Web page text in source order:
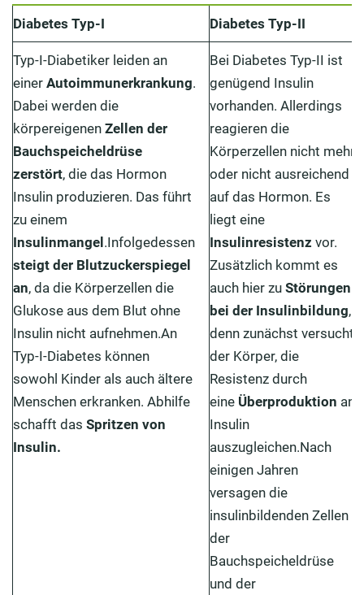
Diabetes Typ-I Diabetes Typ-II
Typ-I-Diabetiker leiden an
einer Autoimmunerkrankung.
Dabei werden die
körpereigenen Zellen der
Bauchspeicheldrüse
zerstört, die das Hormon
Insulin produzieren. Das führt
zu einem
Insulinmangel.Infolgedessen
steigt der Blutzuckerspiegel
an, da die Körperzellen die
Glukose aus dem Blut ohne
Insulin nicht aufnehmen.An
Typ-I-Diabetes können
sowohl Kinder als auch ältere
Menschen erkranken. Abhilfe
schafft das Spritzen von
Insulin.
Bei Diabetes Typ-II ist
genügend Insulin
vorhanden. Allerdings
reagieren die
Körperzellen nicht mehr
oder nicht ausreichend
auf das Hormon. Es
liegt eine
Insulinresistenz vor.
Zusätzlich kommt es
auch hier zu Störungen
bei der Insulinbildung,
denn zunächst versucht
der Körper, die
Resistenz durch
eine Überproduktion an
Insulin
auszugleichen.Nach
einigen Jahren
versagen die
insulinbildenden Zellen
der
Bauchspeicheldrüse
und der